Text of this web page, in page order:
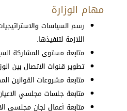
مهام الوزارة
رسم السياسات
اللازمة لتنفيذها.
متابعة مستوى المشاركة
تطوير قنوات الاتصال بين
متابعة مشروعات القوانين
متابعة جلسات مجلسي
متابعة أعمال لجان مجلسي